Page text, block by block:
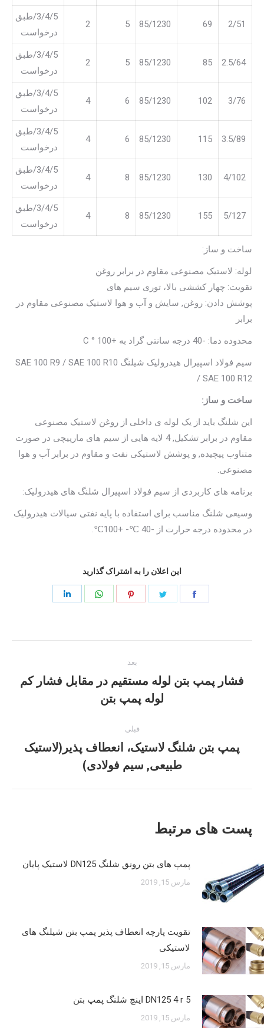
2/51
69
85/1230
5
2
3/4/5/طبق
درخواست
2.5/64
85
85/1230
5
2
3/4/5/طبق
درخواست
3/76
102
85/1230
6
4
3/4/5/طبق
درخواست
3.5/89
115
85/1230
6
4
3/4/5/طبق
درخواست
4/102
130
85/1230
8
4
3/4/5/طبق
درخواست
5/127
155
85/1230
8
4
3/4/5/طبق
درخواست
ساخت و ساز:
لوله: لاستیک مصنوعی مقاوم در برابر روغن
تقویت: چهار کششی بالا، توری سیم های
پوشش دادن: روغن, سایش و آب و هوا لاستیک مصنوعی مقاوم در
برابر
محدوده دما: -40 درجه سانتی گراد به +100 ° C
سیم فولاد اسپیرال هیدرولیک شیلنگ SAE 100 R9 / SAE 100 R10
/ SAE 100 R12
ساخت و ساز:
این شلنگ باید از یک لوله ی داخلی از روغن لاستیک مصنوعی
مقاوم در برابر تشکیل, 4 لایه هایی از سیم های مارپیچی در صورت
متناوب پیچیده, و پوشش لاستیکی نفت و مقاوم در برابر آب و هوا
مصنوعی.
برنامه های کاربردی از سیم فولاد اسپیرال شلنگ های هیدرولیک:
وسیعی شلنگ مناسب برای استفاده با پایه نفتی سیالات هیدرولیک
در محدوده درجه حرارت از -40 ℃- +100℃.
این اعلان را به اشتراک گذارید
نوشته
قبلی
پست
قبلی:
پمپ بتن شلنگ لاستیک، انعطاف پذیر(لاستیک
طبیعی, سیم فولادی)
بعد
نوشته
بعدی:
فشار پمپ بتن لوله مستقیم در مقابل فشار کم
لوله پمپ بتن
پست های مرتبط
پمپ های بتن رونق شلنگ DN125 لاستیک پایان
مارس 15, 2019
تقویت پارچه انعطاف پذیر پمپ بتن شیلنگ های
لاستیکی
مارس 15, 2019
DN125 4 r 5 اینچ شلنگ پمپ بتن
مارس 15, 2019